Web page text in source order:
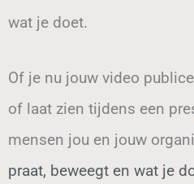
wat je doet.
Of je nu jouw video
of laat zien tijdens een
mensen jou en jouw
praat, beweegt en wat je